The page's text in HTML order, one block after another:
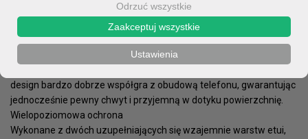
Minimalistyczny design, wyjątkowa estetyka
Bolt Cover zapewnia doskonałą ochronę przed zadrapaniami oraz
upadkami telefonu, podczas gdy perfekcyjnie wykonana
design bardzo dobrze współgra z obudową telefonu, gwarantując
jednocześnie pewny chwyt i przyjemną w dotyku powierzchnię.
Wielopoziomowa ochrona
Wykonane z dwóch uzupełniających się wzajemnie warstw etui,
Odrzuć wszystkie
Zaakceptuj wszystkie
Ustawienia